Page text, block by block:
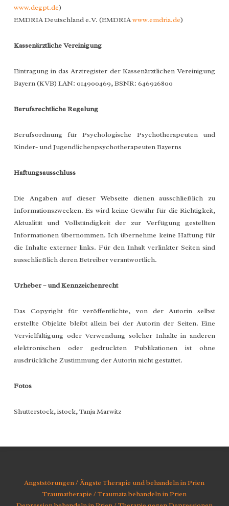
www.degpt.de)
EMDRIA Deutschland e.V. (EMDRIAwww.emdria.de)
Kassenärztliche Vereinigung
Eintragung in das Arztregister der Kassenärztlichen Vereinigung
Bayern (KVB) LAN: 014900469, BSNR: 646926800
Berufsrechtliche Regelung
Berufsordnung für Psychologische Psychotherapeuten und
Kinder- und Jugendlichenpsychotherapeuten Bayerns
Haftungsausschluss
Die Angaben auf dieser Webseite dienen ausschließlich zu
Informationszwecken. Es wird keine Gewähr für die Richtigkeit,
Aktualität und Vollständigkeit der zur Verfügung gestellten
Informationen übernommen. Ich übernehme keine Haftung für
die Inhalte externer links. Für den Inhalt verlinkter Seiten sind
ausschließlich deren Betreiber verantwortlich.
Urheber – und Kennzeichenrecht
Das Copyright für veröffentlichte, von der Autorin selbst
erstellte Objekte bleibt allein bei der Autorin der Seiten. Eine
Vervielfältigung oder Verwendung solcher Inhalte in anderen
elektronischen oder gedruckten Publikationen ist ohne
ausdrückliche Zustimmung der Autorin nicht gestattet.
Fotos
Shutterstock, istock, Tanja Marwitz
Angststörungen / Ängste Therapie und behandeln in Prien
Traumatherapie / Traumata behandeln in Prien